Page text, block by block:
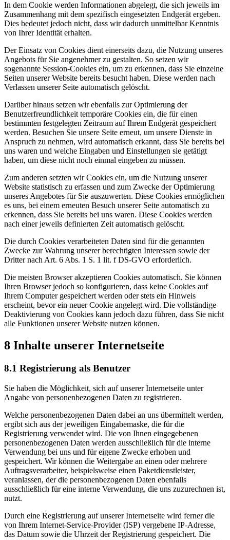
In dem Cookie werden Informationen abgelegt, die sich jeweils im
Zusammenhang mit dem spezifisch eingesetzten Endgerät ergeben.
Dies bedeutet jedoch nicht, dass wir dadurch unmittelbar Kenntnis
von Ihrer Identität erhalten.
Der Einsatz von Cookies dient einerseits dazu, die Nutzung unseres
Angebots für Sie angenehmer zu gestalten. So setzen wir
sogenannte Session-Cookies ein, um zu erkennen, dass Sie einzelne
Seiten unserer Website bereits besucht haben. Diese werden nach
Verlassen unserer Seite automatisch gelöscht.
Darüber hinaus setzen wir ebenfalls zur Optimierung der
Benutzerfreundlichkeit temporäre Cookies ein, die für einen
bestimmten festgelegten Zeitraum auf Ihrem Endgerät gespeichert
werden. Besuchen Sie unsere Seite erneut, um unsere Dienste in
Anspruch zu nehmen, wird automatisch erkannt, dass Sie bereits bei
uns waren und welche Eingaben und Einstellungen sie getätigt
haben, um diese nicht noch einmal eingeben zu müssen.
Zum anderen setzten wir Cookies ein, um die Nutzung unserer
Website statistisch zu erfassen und zum Zwecke der Optimierung
unseres Angebotes für Sie auszuwerten. Diese Cookies ermöglichen
es uns, bei einem erneuten Besuch unserer Seite automatisch zu
erkennen, dass Sie bereits bei uns waren. Diese Cookies werden
nach einer jeweils definierten Zeit automatisch gelöscht.
Die durch Cookies verarbeiteten Daten sind für die genannten
Zwecke zur Wahrung unserer berechtigten Interessen sowie der
Dritter nach Art. 6 Abs. 1 S. 1 lit. f DS-GVO erforderlich.
Die meisten Browser akzeptieren Cookies automatisch. Sie können
Ihren Browser jedoch so konfigurieren, dass keine Cookies auf
Ihrem Computer gespeichert werden oder stets ein Hinweis
erscheint, bevor ein neuer Cookie angelegt wird. Die vollständige
Deaktivierung von Cookies kann jedoch dazu führen, dass Sie nicht
alle Funktionen unserer Website nutzen können.
8 Inhalte unserer Internetseite
8.1 Registrierung als Benutzer
Sie haben die Möglichkeit, sich auf unserer Internetseite unter
Angabe von personenbezogenen Daten zu registrieren.
Welche personenbezogenen Daten dabei an uns übermittelt werden,
ergibt sich aus der jeweiligen Eingabemaske, die für die
Registrierung verwendet wird. Die von Ihnen eingegebenen
personenbezogenen Daten werden ausschließlich für die interne
Verwendung bei uns und für eigene Zwecke erhoben und
gespeichert. Wir können die Weitergabe an einen oder mehrere
Auftragsverarbeiter, beispielsweise einen Paketdienstleister,
veranlassen, der die personenbezogenen Daten ebenfalls
ausschließlich für eine interne Verwendung, die uns zuzurechnen ist,
nutzt.
Durch eine Registrierung auf unserer Internetseite wird ferner die
von Ihrem Internet-Service-Provider (ISP) vergebene IP-Adresse,
das Datum sowie die Uhrzeit der Registrierung gespeichert. Die